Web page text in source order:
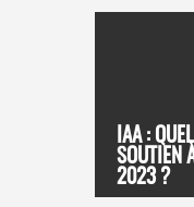
IAA :
SOUTIEN
2023 ?